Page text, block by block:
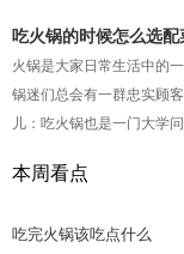
吃火锅的时候怎么选配
火锅是大家日常生活中的
锅迷们总会有一群忠实顾
儿：吃火锅也是一门大学问
本周看点
吃完火锅该吃点什么